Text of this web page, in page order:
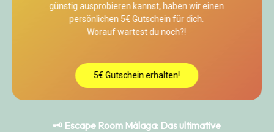
günstig ausprobieren kannst, haben wir einen
persönlichen 5€ Gutschein für dich.
Worauf wartest du noch?!
5€ Gutschein erhalten!
🗝️ Escape Room Málaga: Das ultimative